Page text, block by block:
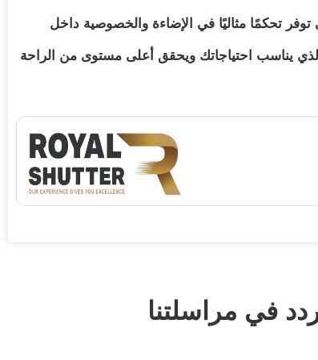
توفر تحكمًا مثاليًا في الإضاءة والخصوصية داخل
يناسب احتياجاتك ويحقق أعلى مستوى من الراحة
في مراسلتنا